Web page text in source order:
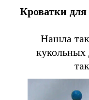
Кроватки
Нашла
кукольных